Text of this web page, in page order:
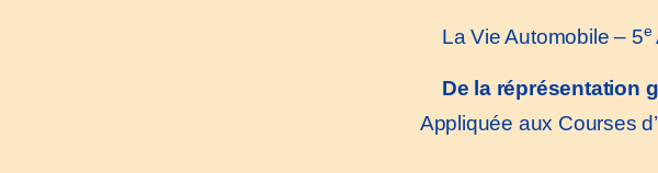
La Vie Automobile – 5e
De la réprésentation
Appliquée aux Courses